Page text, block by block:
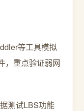
等工具模拟
，重点验证弱网
测试LBS功能